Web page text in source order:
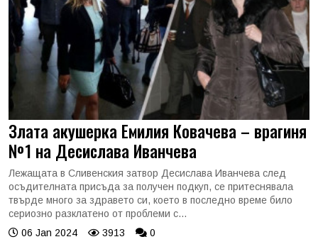
Злата акушерка Емилия Ковачева – врагиня
№1 на Десислава Иванчева
Лежащата в Сливенския затвор Десислава Иванчева след
осъдителната присъда за получен подкуп, се притеснявала
твърде много за здравето си, което в последно време било
сериозно разклатено от проблеми с...
06 Jan 2024
3913 0